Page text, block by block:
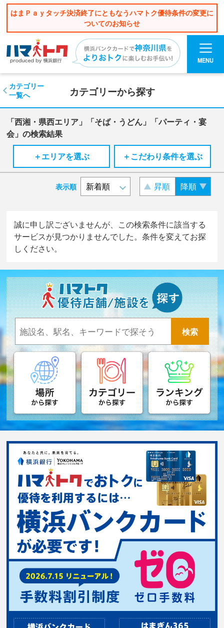
はまＰａｙタッチ決済終了にともなうハマトク優待条件の変更に
ついてのお知らせ
MENU
カテゴリーから探す
カテゴリー
一覧へ
「西湘・県西エリア」「そば・うどん」「パーティ・宴
会」の検索結果
＋エリアを選ぶ
＋こだわり条件を選ぶ
表示順 昇順 降順
誠に申し訳ございませんが、この検索条件に該当する
サービスが見つかりませんでした。条件を変えてお探
しください。